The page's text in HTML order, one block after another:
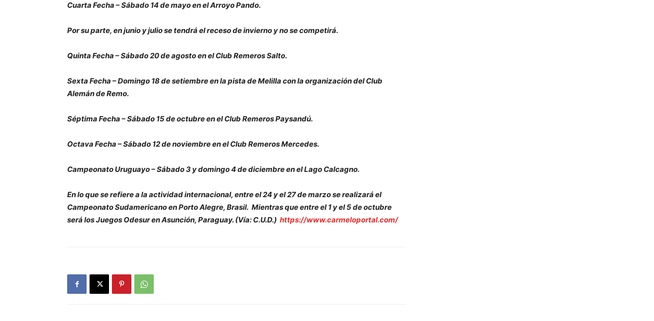
Cuarta Fecha – Sábado 14 de mayo en el Arroyo Pando.
Por su parte, en junio y julio se tendrá el receso de invierno y no se competirá.
Quinta Fecha – Sábado 20 de agosto en el Club Remeros Salto.
Sexta Fecha – Domingo 18 de setiembre en la pista de Melilla con la organización del Club
Alemán de Remo.
Séptima Fecha – Sábado 15 de octubre en el Club Remeros Paysandú.
Octava Fecha – Sábado 12 de noviembre en el Club Remeros Mercedes.
Campeonato Uruguayo – Sábado 3 y domingo 4 de diciembre en el Lago Calcagno.
En lo que se refiere a la actividad internacional, entre el 24 y el 27 de marzo se realizará el
Campeonato Sudamericano en Porto Alegre, Brasil. Mientras que entre el 1 y el 5 de octubre
será los Juegos Odesur en Asunción, Paraguay. (Vía: C.U.D.) https://www.carmeloportal.com/